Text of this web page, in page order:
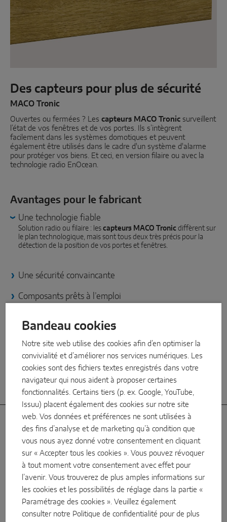
Coulissant parallèle
Composants système
Instinct by MACO
MACO Protect M-TS
MACO Protect A-TS
À relevage
Composants système
SOLUTIONS DE CAPTEURS INTELLIGENTS
Service numérique
Service de normalisation
Service produits
Des capteurs pour plus de sécurité
MACO Tronic
Ouvertes ou fermées ? Les capteurs MACO Tronic surveillent
l’état de vos fenêtres et de vos portes. Ils s’intègrent
facilement dans les systèmes domotiques et peuvent
également être utilisés dans le cadre d'un système d'alarme
pour protéger vos biens. Et ceci, en version filaire ou avec la
technologie radio EnOcean.
Avantages pour le fabricant
Une technologie fiable
Solution radio ou filaire : les capteurs MACO Tronic diffèrent sur
le plan technologique, mais sont tous deux très précis pour la
détection de la position de vos portes et fenêtres.
Une sécurité convaincante
Composants prêts à l’emploi
Avantages pour l’utilisateur final
Information en temps réel : vous pouvez savoir exactement
quelles fenêtres sont ouvertes ou fermées à tout moment
Grande compatibilité
Caractéristiques
Bandeau cookies
Notre site web utilise des cookies afin d’en optimiser la
convivialité et d’améliorer nos services numériques. Les
cookies sont des fichiers textes enregistrés dans votre
navigateur qui nous aident à proposer certaines
fonctionnalités. Certains tiers (p. ex. Google, YouTube,
Issuu) placent également des cookies sur notre site
web. Vos données et préférences ne sont utilisées à
des fins d’analyse et de marketing qu’à condition que
vous nous ayez donné votre consentement en cliquant
sur « Accepter tous les cookies ». Vous pouvez révoquer
à tout moment votre consentement avec effet pour
l’avenir. Vous trouverez de plus amples informations sur
les cookies et les possibilités de réglage dans la partie «
Paramétrage des cookies ». Veuillez également
consulter notre Politique de confidentialité pour de plus